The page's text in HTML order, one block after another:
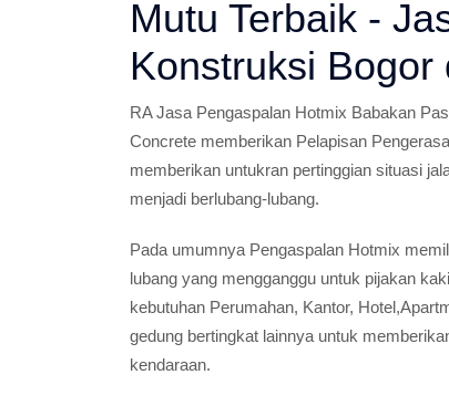
Mutu Terbaik -
Konstruksi Bogor
RA Jasa Pengaspalan Hotmix Babakan
Concrete memberikan Pelapisan
memberikan untukran pertinggian situasi
menjadi berlubang-lubang.
Pada umumnya Pengaspalan Hotmix
lubang yang mengganggu untuk pijakan
kebutuhan Perumahan, Kantor,
gedung bertingkat lainnya untuk
kendaraan.